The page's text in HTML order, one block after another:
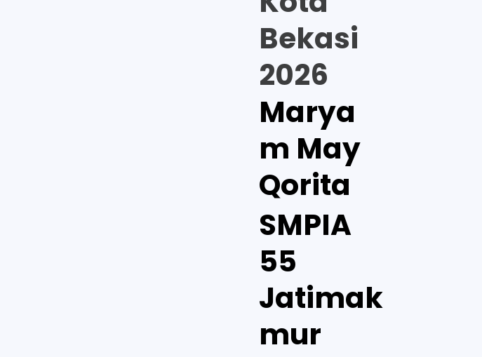
Bekasi
2026
Marya
m May
Qorita
SMPIA
55
Jatimak
mur